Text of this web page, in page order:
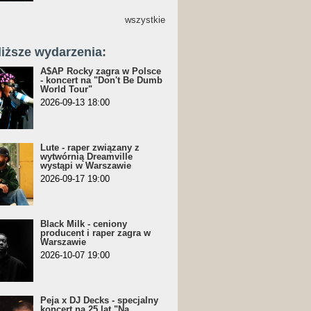
wszystkie
wydarzenia:
A$AP Rocky zagra w Polsce
- koncert na "Don't Be Dumb
World Tour"
2026-09-13 18:00
Lute - raper związany z
wytwórnią Dreamville
wystąpi w Warszawie
2026-09-17 19:00
Black Milk - ceniony
producent i raper zagra w
Warszawie
2026-10-07 19:00
Peja x DJ Decks - specjalny